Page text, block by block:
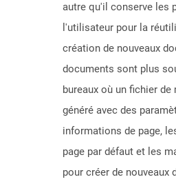
autre qu'il conserve les
l'utilisateur pour la
création de nouveaux
documents sont plus
bureaux où un fichier
généré avec des
informations de page,
page par défaut et les
pour créer de nouveaux